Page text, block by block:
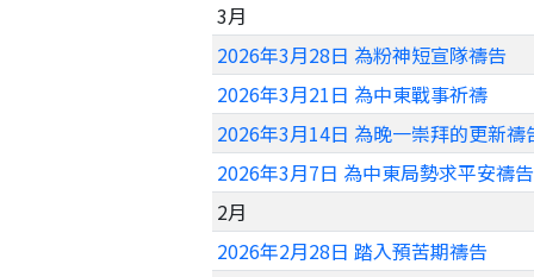
3月
2026年3月28日 為粉神短宣隊禱告
2026年3月21日 為中東戰事祈禱
2026年3月14日 為晚一崇拜的更新禱
2026年3月7日 為中東局勢求平安禱告
2月
2026年2月28日 踏入預苦期禱告